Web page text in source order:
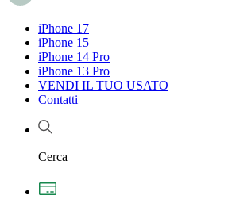
iPhone 17
iPhone 15
iPhone 14 Pro
iPhone 13 Pro
VENDI IL TUO USATO
Contatti
Cerca